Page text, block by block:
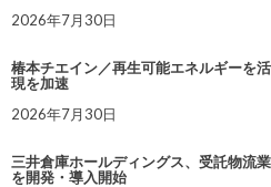
2026年7月30日
椿本チエイン／再生可能エネルギーを
現を加速
2026年7月30日
三井倉庫ホールディングス、受託物流
を開発・導入開始